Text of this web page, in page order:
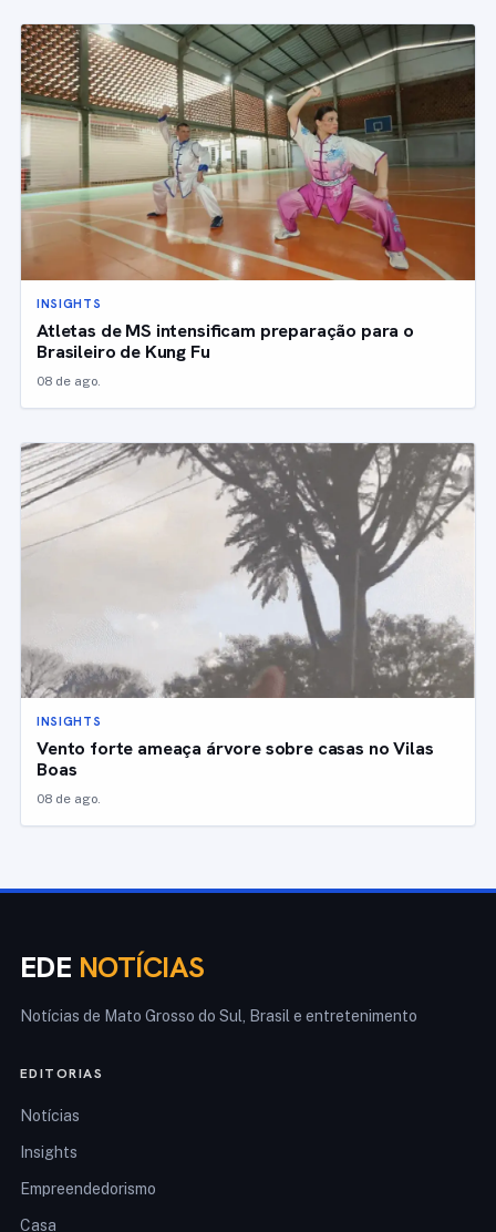
INSIGHTS
Atletas de MS intensificam preparação para o
Brasileiro de Kung Fu
08 de ago.
INSIGHTS
Vento forte ameaça árvore sobre casas no Vilas
Boas
08 de ago.
EDE NOTÍCIAS
Notícias de Mato Grosso do Sul, Brasil e entretenimento
EDITORIAS
Notícias
Insights
Empreendedorismo
Casa